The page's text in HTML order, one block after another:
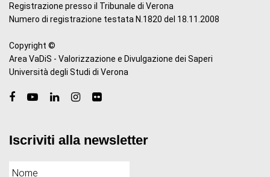
Registrazione presso il Tribunale di Verona
Numero di registrazione testata N.1820 del 18.11.2008
Copyright ©
Area VaDiS - Valorizzazione e Divulgazione dei Saperi
Università degli Studi di Verona
Iscriviti alla newsletter